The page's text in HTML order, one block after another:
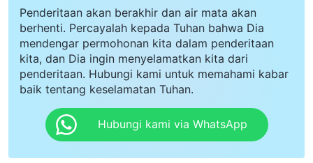
Penderitaan akan berakhir dan air mata akan
berhenti. Percayalah kepada Tuhan bahwa Dia
mendengar permohonan kita dalam penderitaan
kita, dan Dia ingin menyelamatkan kita dari
penderitaan. Hubungi kami untuk memahami kabar
baik tentang keselamatan Tuhan.
Hubungi kami via WhatsApp